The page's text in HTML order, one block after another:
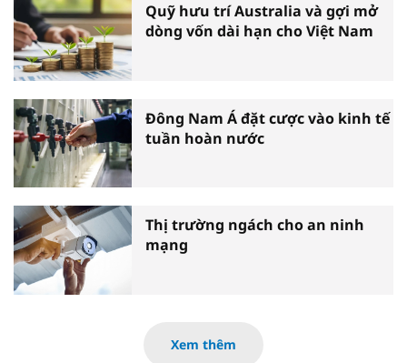
Quỹ hưu trí Australia và gợi mở
dòng vốn dài hạn cho Việt Nam
Đông Nam Á đặt cược vào kinh tế
tuần hoàn nước
Thị trường ngách cho an ninh
mạng
Xem thêm